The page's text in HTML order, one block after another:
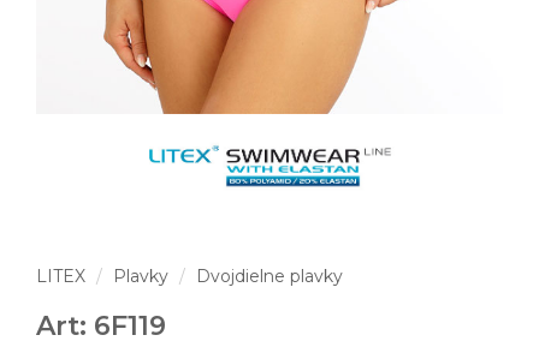
LITEX Plavky Dvojdielne plavky
Art: 6F119